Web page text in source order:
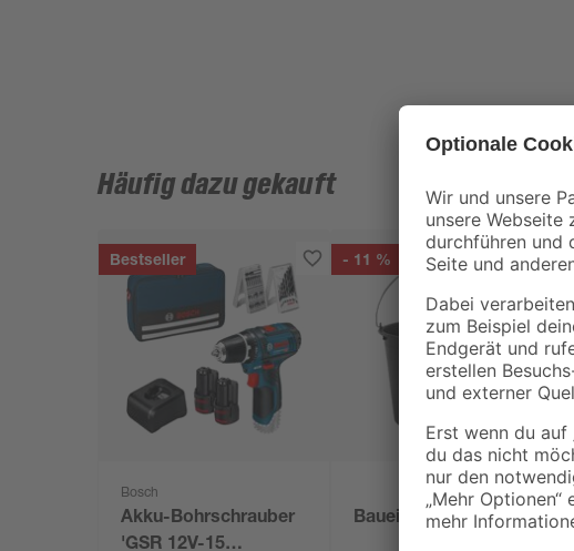
Häufig dazu gekauft
Bestseller
Bosch
Akku-Bohrschrauber
'GSR 12V-15
- 11 %
Baueimer 12 l